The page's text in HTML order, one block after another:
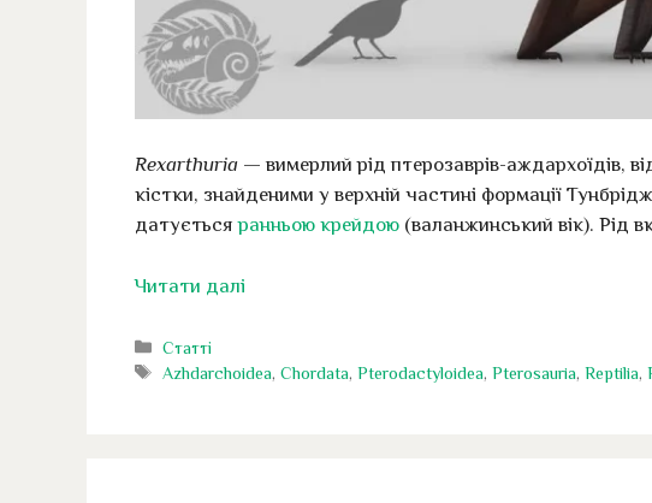
Rexarthuria — вимерлий рід птерозаврів-аждархоїдів,
кістки, знайденими у верхній частині формації
датуєтьсяранньою крейдою (валанжинський вік). Рід
Читати далі
Категорії
Статті
Позначки
Azhdarchoidea,Chordata,Pterodactyloidea,Pterosauria,Reptilia,